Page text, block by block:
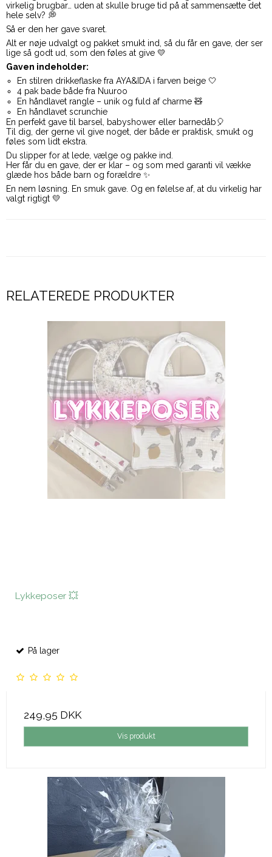
virkelig brugbar… uden at skulle bruge tid på at sammensætte det
hele selv? 💭
Så er den her gave svaret.
Alt er nøje udvalgt og pakket smukt ind, så du får en gave, der ser
lige så godt ud, som den føles at give 💛
Gaven indeholder:
En stilren drikkeflaske fra AYA&IDA i farven beige 🤍
4 pak bade både fra Nuuroo
En håndlavet rangle – unik og fuld af charme 🧸
En håndlavet scrunchie
En perfekt gave til barsel, babyshower eller barnedåb🎈
Til dig, der gerne vil give noget, der både er praktisk, smukt og
føles som lidt ekstra.
Du slipper for at lede, vælge og pakke ind.
Her får du en gave, der er klar – og som med garanti vil vække
glæde hos både barn og forældre ✨
En nem løsning. En smuk gave. Og en følelse af, at du virkelig har
valgt rigtigt 💛
RELATEREDE PRODUKTER
Lykkeposer 💥
På lager
249,95 DKK
Vis produkt